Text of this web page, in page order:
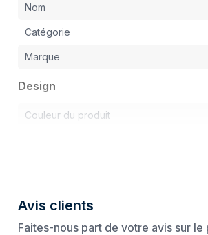
Nom
Catégorie
Marque
Design
Couleur du produit
Unité intérieure incluse
Unité extérieure incluse
Avis clients
Faites-nous part de votre avis sur